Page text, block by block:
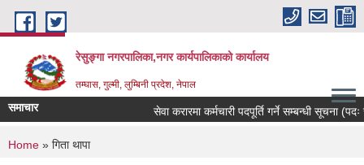
Skip to main content
रेसुङ्गा नगरपालिका,नगर कार्यपालिकाको कार्यालय
तम्घास, गुल्मी, लुम्बिनी प्रदेश, नेपाल
समाचार सेवा करारमा कर्मचारी पदपूर्ति गर्ने सम्बन्धी सूचना (पदः
You are here
Home » गिता थापा